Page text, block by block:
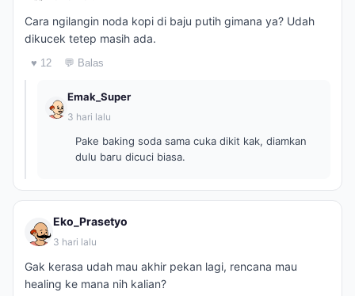
Cara ngilangin noda kopi di baju putih gimana ya? Udah
dikucek tetep masih ada.
♥ 12 💬 Balas
Emak_Super
3 hari lalu
Pake baking soda sama cuka dikit kak, diamkan
dulu baru dicuci biasa.
Eko_Prasetyo
3 hari lalu
Gak kerasa udah mau akhir pekan lagi, rencana mau
healing ke mana nih kalian?